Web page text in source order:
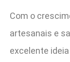
Com o
artesanais e
excelente